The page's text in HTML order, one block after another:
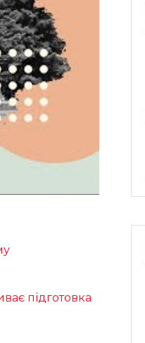
підготовка